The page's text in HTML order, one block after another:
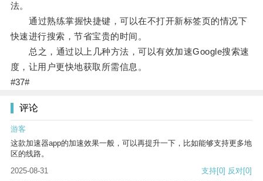
法。
通过熟练掌握快捷键，可以在不打开新标签页的情况下
快速进行搜索，节省宝贵的时间。
总之，通过以上几种方法，可以有效加速Google搜索速
度，让用户更快地获取所需信息。
#37#
评论
游客
这款加速器app的加速效果一般，可以再提升一下，比如能够支持更多地
区的线路。
2025-08-31
支持[0] 反对[0]